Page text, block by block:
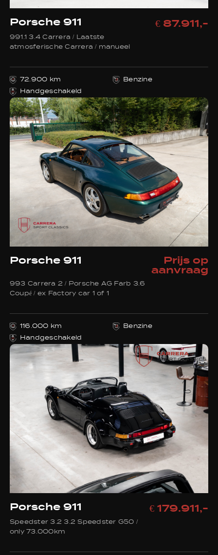
Porsche 911 € 87.911,-
991.1 3.4 Carrera / Laatste
atmosferische Carrera / manueel
72.900 km
Benzine
Handgeschakeld
Porsche 911
Prijs op
aanvraag
993 Carrera 2 / Porsche AG Farb 3.6
Coupé / ex Factory car 1 of 1
116.000 km
Benzine
Handgeschakeld
Porsche 911 € 179.911,-
Speedster 3.2 3.2 Speedster G50 /
only 73.000km